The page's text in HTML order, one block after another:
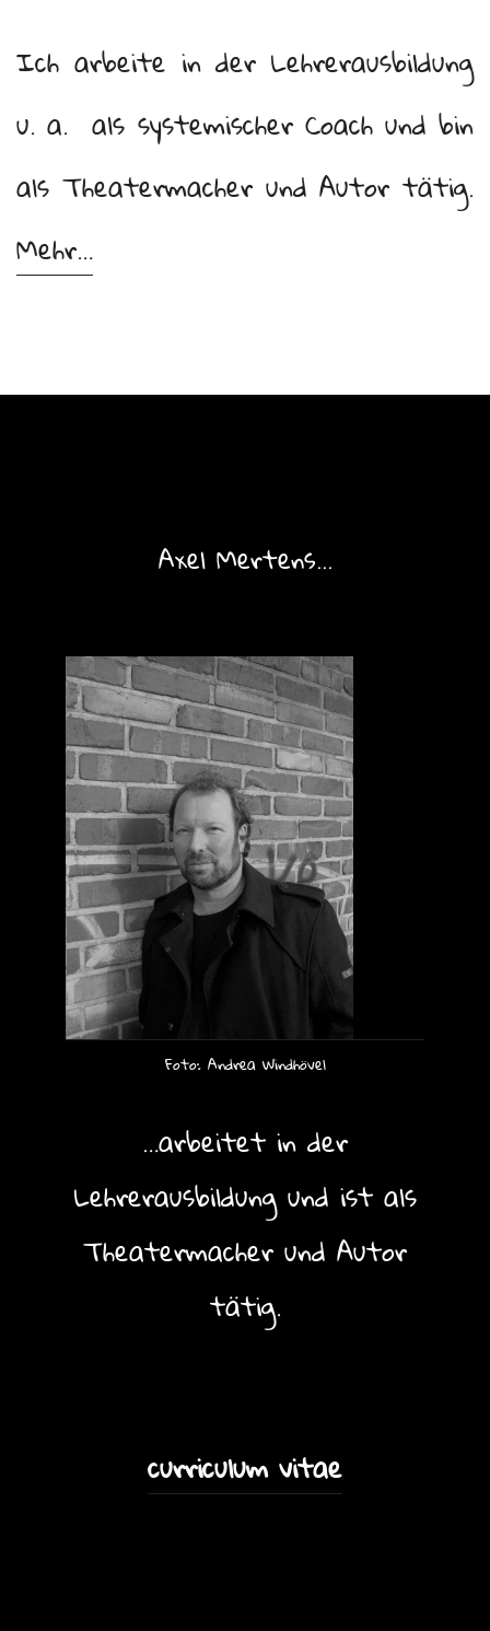
Ich arbeite in der Lehrerausbildung
u. a. als systemischer Coach und bin
als Theatermacher und Autor tätig.
Mehr…
Axel Mertens...
Foto: Andrea Windhövel
…arbeitet in der
Lehrerausbildung und ist als
Theatermacher und Autor
tätig.
curriculum vitae